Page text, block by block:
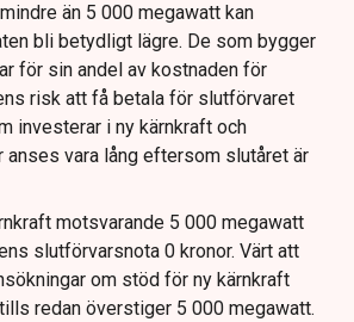
än 5 000 megawatt kan
bli betydligt lägre. De som bygger
för sin andel av kostnaden för
risk att få betala för slutförvaret
investerar i ny kärnkraft och
vara lång eftersom slutåret är
motsvarande 5 000 megawatt
slutförvarsnota 0 kronor. Värt att
om stöd för ny kärnkraft
redan överstiger 5 000 megawatt.